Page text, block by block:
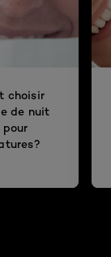
choisir
de nuit